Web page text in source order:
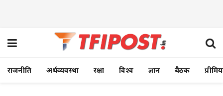
राजनीति अर्थव्यवस्था रक्षा विश्व ज्ञान बैठक